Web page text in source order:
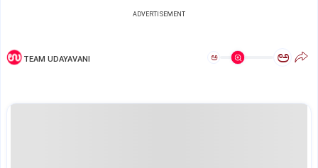
ADVERTISEMENT
TEAM UDAYAVANI ಅ ಅ